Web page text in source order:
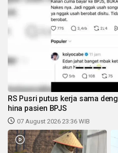
RS Pusri putus kerja sama
hina pasien BPJS
07 August 2026 23:36 WIB